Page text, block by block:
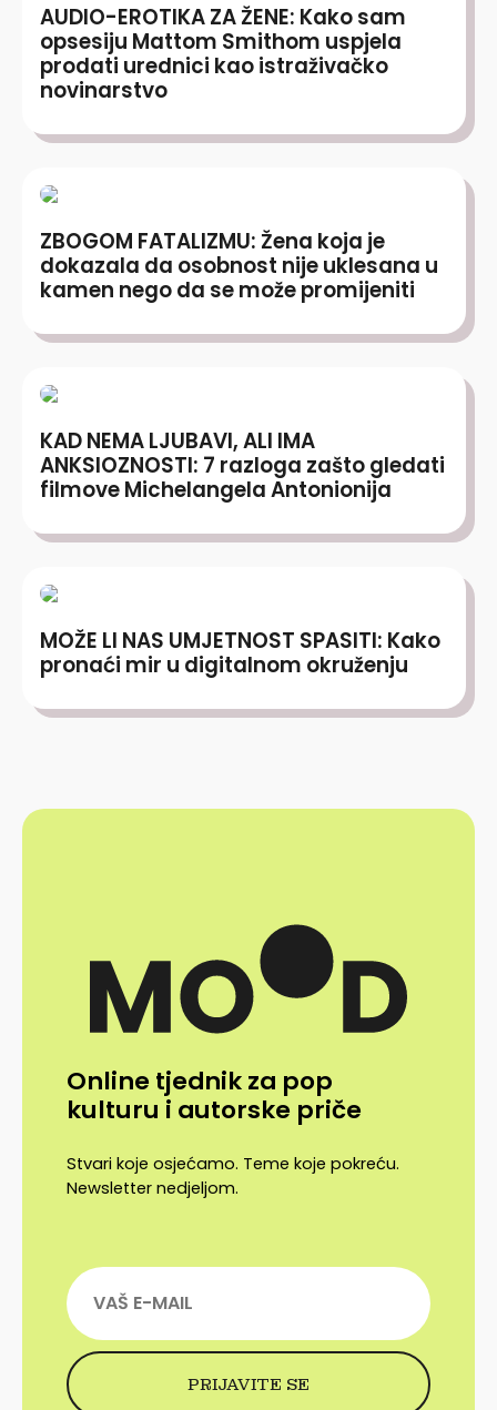
AUDIO-EROTIKA ZA ŽENE: Kako sam
opsesiju Mattom Smithom uspjela
prodati urednici kao istraživačko
novinarstvo
ZBOGOM FATALIZMU: Žena koja je
dokazala da osobnost nije uklesana u
kamen nego da se može promijeniti
KAD NEMA LJUBAVI, ALI IMA
ANKSIOZNOSTI: 7 razloga zašto gledati
filmove Michelangela Antonionija
MOŽE LI NAS UMJETNOST SPASITI: Kako
pronaći mir u digitalnom okruženju
Online tjednik za pop
kulturu i autorske priče
Stvari koje osjećamo. Teme koje pokreću.
Newsletter nedjeljom.